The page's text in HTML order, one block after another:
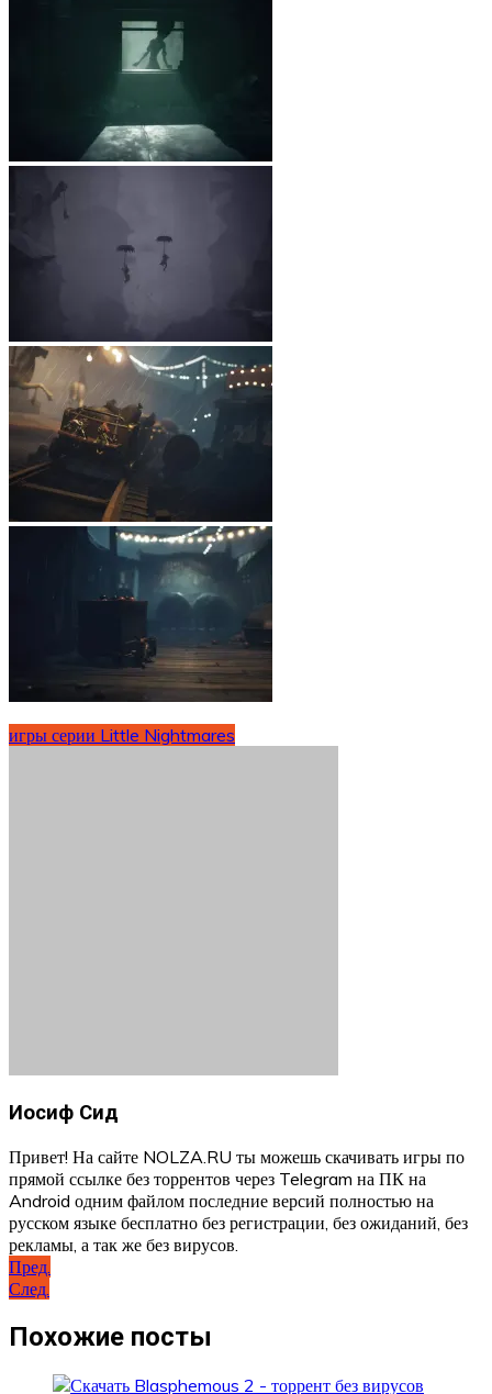
игры серии Little Nightmares
Иосиф Сид
Привет! На сайте NOLZA.RU ты можешь скачивать игры по
прямой ссылке без торрентов через Telegram на ПК на
Android одним файлом последние версий полностью на
русском языке бесплатно без регистрации, без ожиданий, без
рекламы, а так же без вирусов.
Навигация
по
записям
Пред.
След.
Похожие посты